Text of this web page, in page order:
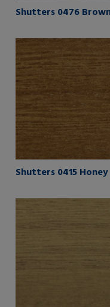
Shutters 0476
Shutters 0415 Honey